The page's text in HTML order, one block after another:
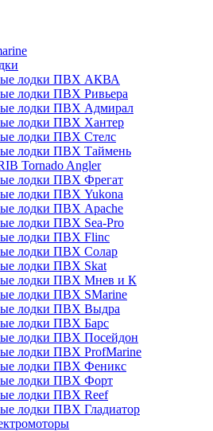
лодки ПВХ АКВА
лодки ПВХ Ривьера
лодки ПВХ Адмирал
лодки ПВХ Хантер
лодки ПВХ Стелс
лодки ПВХ Таймень
Tornado Angler
лодки ПВХ Фрегат
лодки ПВХ Yukona
лодки ПВХ Apache
лодки ПВХ Sea-Pro
лодки ПВХ Flinc
лодки ПВХ Солар
лодки ПВХ Skat
лодки ПВХ Мнев и К
лодки ПВХ SMarine
лодки ПВХ Выдра
лодки ПВХ Барс
лодки ПВХ Посейдон
лодки ПВХ ProfMarine
лодки ПВХ Феникс
лодки ПВХ Форт
лодки ПВХ Reef
лодки ПВХ Гладиатор